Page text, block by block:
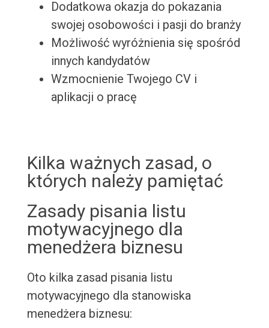
Dodatkowa okazja do pokazania
swojej osobowości i pasji do branży
Możliwość wyróżnienia się spośród
innych kandydatów
Wzmocnienie Twojego CV i
aplikacji o pracę
Kilka ważnych zasad, o
których należy pamiętać
Zasady pisania listu
motywacyjnego dla
menedżera biznesu
Oto kilka zasad pisania listu
motywacyjnego dla stanowiska
menedżera biznesu: